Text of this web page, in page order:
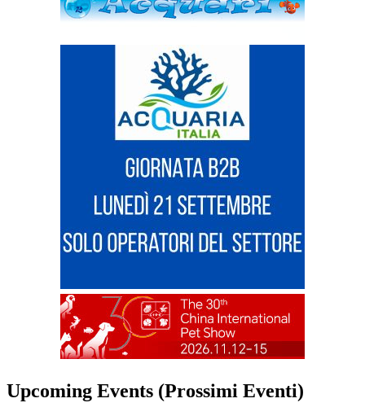
Upcoming Events (Prossimi Eventi)